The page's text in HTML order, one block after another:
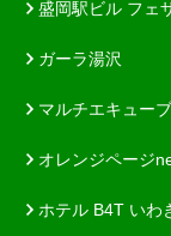
盛岡駅ビル フェ
ガーラ湯沢
マルチエキュー
オレンジページ
ホテル B4T いわ